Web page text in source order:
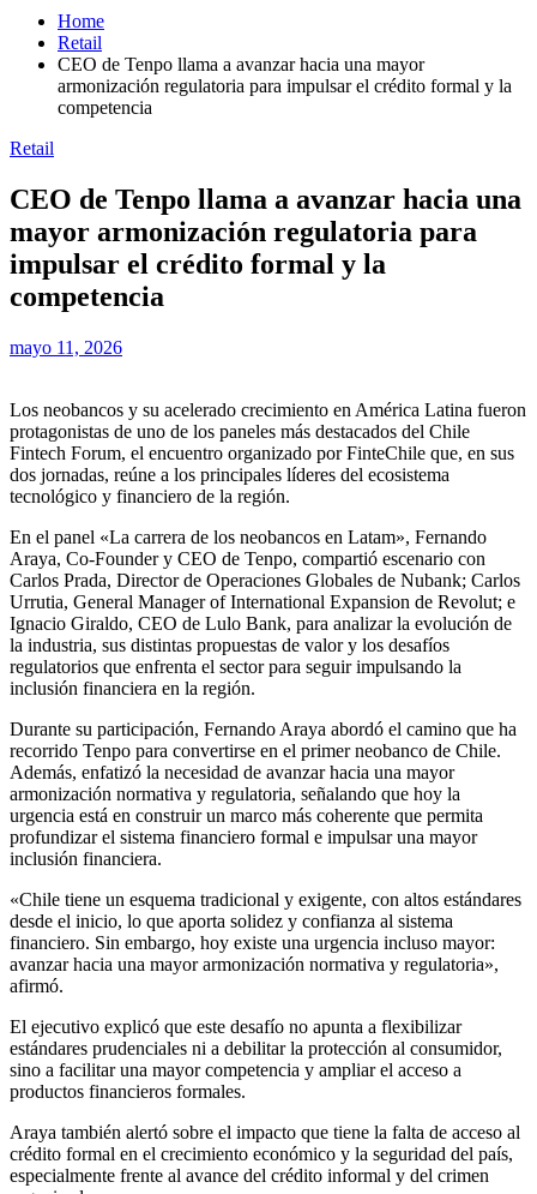
Home
Retail
CEO de Tenpo llama a avanzar hacia una mayor
armonización regulatoria para impulsar el crédito formal y la
competencia
Retail
CEO de Tenpo llama a avanzar hacia una
mayor armonización regulatoria para
impulsar el crédito formal y la
competencia
mayo 11, 2026
Los neobancos y su acelerado crecimiento en América Latina fueron
protagonistas de uno de los paneles más destacados del Chile
Fintech Forum, el encuentro organizado por FinteChile que, en sus
dos jornadas, reúne a los principales líderes del ecosistema
tecnológico y financiero de la región.
En el panel «La carrera de los neobancos en Latam», Fernando
Araya, Co-Founder y CEO de Tenpo, compartió escenario con
Carlos Prada, Director de Operaciones Globales de Nubank; Carlos
Urrutia, General Manager of International Expansion de Revolut; e
Ignacio Giraldo, CEO de Lulo Bank, para analizar la evolución de
la industria, sus distintas propuestas de valor y los desafíos
regulatorios que enfrenta el sector para seguir impulsando la
inclusión financiera en la región.
Durante su participación, Fernando Araya abordó el camino que ha
recorrido Tenpo para convertirse en el primer neobanco de Chile.
Además, enfatizó la necesidad de avanzar hacia una mayor
armonización normativa y regulatoria, señalando que hoy la
urgencia está en construir un marco más coherente que permita
profundizar el sistema financiero formal e impulsar una mayor
inclusión financiera.
«Chile tiene un esquema tradicional y exigente, con altos estándares
desde el inicio, lo que aporta solidez y confianza al sistema
financiero. Sin embargo, hoy existe una urgencia incluso mayor:
avanzar hacia una mayor armonización normativa y regulatoria»,
afirmó.
El ejecutivo explicó que este desafío no apunta a flexibilizar
estándares prudenciales ni a debilitar la protección al consumidor,
sino a facilitar una mayor competencia y ampliar el acceso a
productos financieros formales.
Araya también alertó sobre el impacto que tiene la falta de acceso al
crédito formal en el crecimiento económico y la seguridad del país,
especialmente frente al avance del crédito informal y del crimen